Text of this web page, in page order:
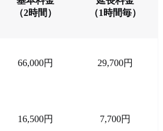
（2時間）
（1時間毎）
66,000円 29,700円
16,500円 7,700円